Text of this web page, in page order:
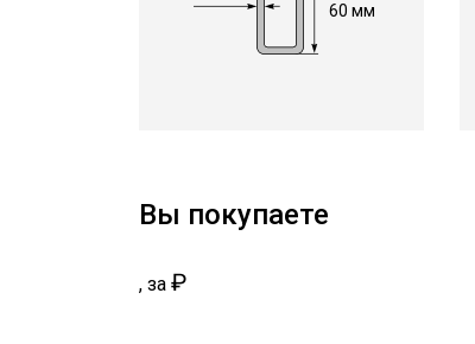
60 мм
Вы покупаете
, за ₽